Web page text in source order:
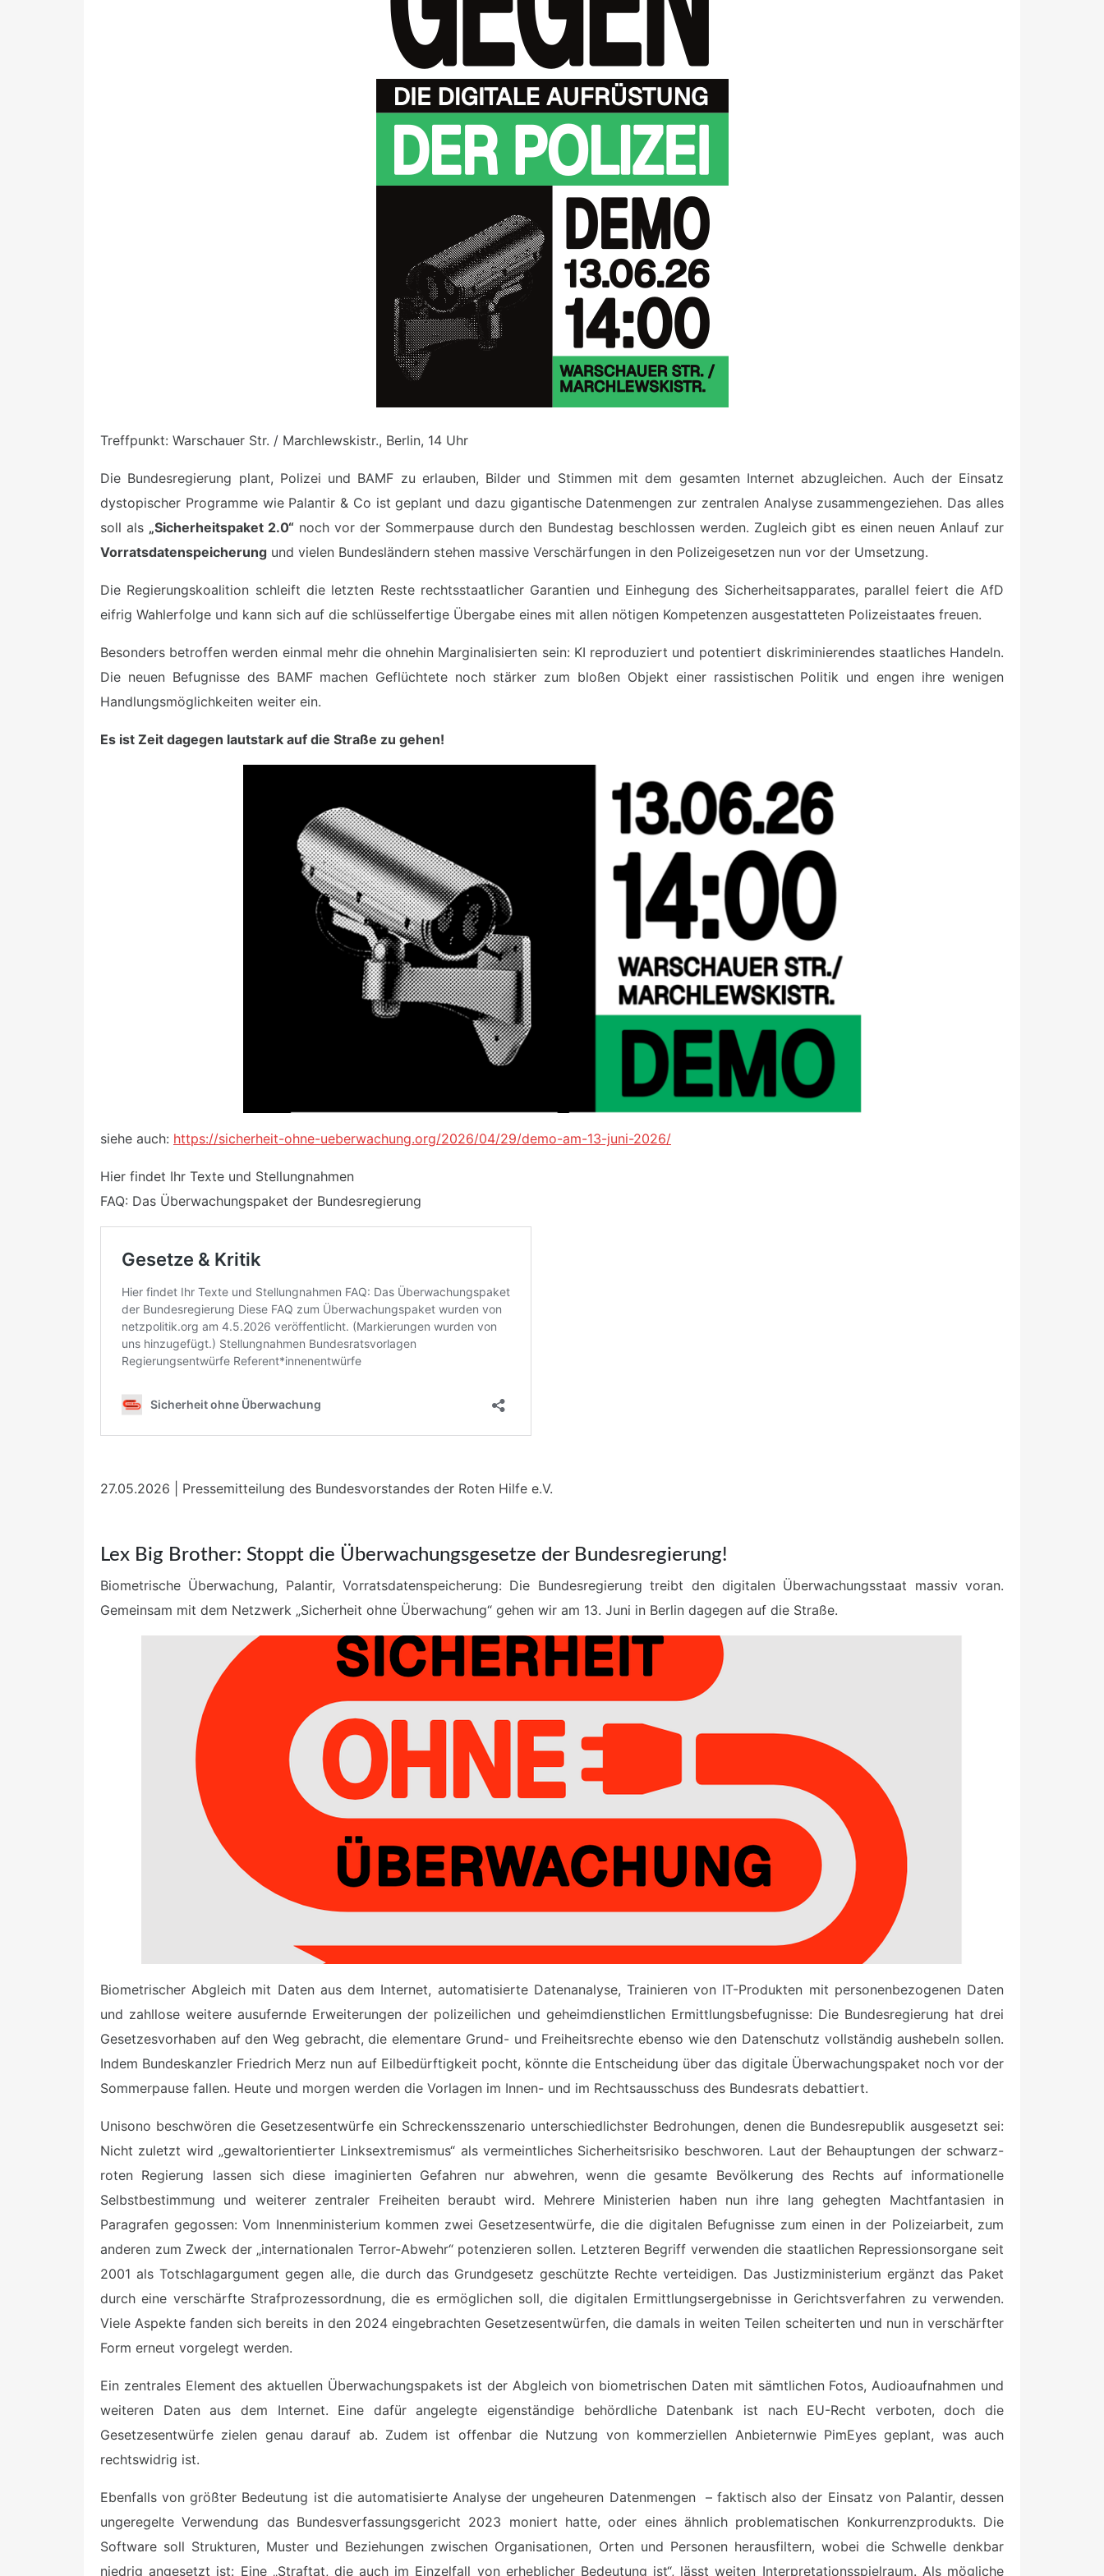
Treffpunkt: Warschauer Str. / Marchlewskistr., Berlin, 14 Uhr
Die Bundesregierung plant, Polizei und BAMF zu erlauben, Bilder und Stimmen mit dem gesamten Internet abzugleichen. Auch der Einsatz
dystopischer Programme wie Palantir & Co ist geplant und dazu gigantische Datenmengen zur zentralen Analyse zusammengeziehen. Das alles
soll als „Sicherheitspaket 2.0“ noch vor der Sommerpause durch den Bundestag beschlossen werden. Zugleich gibt es einen neuen Anlauf zur
Vorratsdatenspeicherung und vielen Bundesländern stehen massive Verschärfungen in den Polizeigesetzen nun vor der Umsetzung.
Die Regierungskoalition schleift die letzten Reste rechtsstaatlicher Garantien und Einhegung des Sicherheitsapparates, parallel feiert die AfD
eifrig Wahlerfolge und kann sich auf die schlüsselfertige Übergabe eines mit allen nötigen Kompetenzen ausgestatteten Polizeistaates freuen.
Besonders betroffen werden einmal mehr die ohnehin Marginalisierten sein: KI reproduziert und potentiert diskriminierendes staatliches Handeln.
Die neuen Befugnisse des BAMF machen Geflüchtete noch stärker zum bloßen Objekt einer rassistischen Politik und engen ihre wenigen
Handlungsmöglichkeiten weiter ein.
Es ist Zeit dagegen lautstark auf die Straße zu gehen!
siehe auch: https://sicherheit-ohne-ueberwachung.org/2026/04/29/demo-am-13-juni-2026/
Hier findet Ihr Texte und Stellungnahmen
FAQ: Das Überwachungspaket der Bundesregierung
27.05.2026 | Pressemitteilung des Bundesvorstandes der Roten Hilfe e.V.
Lex Big Brother: Stoppt die Überwachungsgesetze der Bundesregierung!
Biometrische Überwachung, Palantir, Vorratsdatenspeicherung: Die Bundesregierung treibt den digitalen Überwachungsstaat massiv voran.
Gemeinsam mit dem Netzwerk „Sicherheit ohne Überwachung“ gehen wir am 13. Juni in Berlin dagegen auf die Straße.
Biometrischer Abgleich mit Daten aus dem Internet, automatisierte Datenanalyse, Trainieren von IT-Produkten mit personenbezogenen Daten
und zahllose weitere ausufernde Erweiterungen der polizeilichen und geheimdienstlichen Ermittlungsbefugnisse: Die Bundesregierung hat drei
Gesetzesvorhaben auf den Weg gebracht, die elementare Grund- und Freiheitsrechte ebenso wie den Datenschutz vollständig aushebeln sollen.
Indem Bundeskanzler Friedrich Merz nun auf Eilbedürftigkeit pocht, könnte die Entscheidung über das digitale Überwachungspaket noch vor der
Sommerpause fallen. Heute und morgen werden die Vorlagen im Innen- und im Rechtsausschuss des Bundesrats debattiert.
Unisono beschwören die Gesetzesentwürfe ein Schreckensszenario unterschiedlichster Bedrohungen, denen die Bundesrepublik ausgesetzt sei:
Nicht zuletzt wird „gewaltorientierter Linksextremismus“ als vermeintliches Sicherheitsrisiko beschworen. Laut der Behauptungen der schwarz-
roten Regierung lassen sich diese imaginierten Gefahren nur abwehren, wenn die gesamte Bevölkerung des Rechts auf informationelle
Selbstbestimmung und weiterer zentraler Freiheiten beraubt wird. Mehrere Ministerien haben nun ihre lang gehegten Machtfantasien in
Paragrafen gegossen: Vom Innenministerium kommen zwei Gesetzesentwürfe, die die digitalen Befugnisse zum einen in der Polizeiarbeit, zum
anderen zum Zweck der „internationalen Terror-Abwehr“ potenzieren sollen. Letzteren Begriff verwenden die staatlichen Repressionsorgane seit
2001 als Totschlagargument gegen alle, die durch das Grundgesetz geschützte Rechte verteidigen. Das Justizministerium ergänzt das Paket
durch eine verschärfte Strafprozessordnung, die es ermöglichen soll, die digitalen Ermittlungsergebnisse in Gerichtsverfahren zu verwenden.
Viele Aspekte fanden sich bereits in den 2024 eingebrachten Gesetzesentwürfen, die damals in weiten Teilen scheiterten und nun in verschärfter
Form erneut vorgelegt werden.
Ein zentrales Element des aktuellen Überwachungspakets ist der Abgleich von biometrischen Daten mit sämtlichen Fotos, Audioaufnahmen und
weiteren Daten aus dem Internet. Eine dafür angelegte eigenständige behördliche Datenbank ist nach EU-Recht verboten, doch die
Gesetzesentwürfe zielen genau darauf ab. Zudem ist offenbar die Nutzung von kommerziellen Anbieternwie PimEyes geplant, was auch
rechtswidrig ist.
Ebenfalls von größter Bedeutung ist die automatisierte Analyse der ungeheuren Datenmengen – faktisch also der Einsatz von Palantir, dessen
ungeregelte Verwendung das Bundesverfassungsgericht 2023 moniert hatte, oder eines ähnlich problematischen Konkurrenzprodukts. Die
Software soll Strukturen, Muster und Beziehungen zwischen Organisationen, Orten und Personen herausfiltern, wobei die Schwelle denkbar
niedrig angesetzt ist: Eine „Straftat, die auch im Einzelfall von erheblicher Bedeutung ist“, lässt weiten Interpretationsspielraum. Als mögliche